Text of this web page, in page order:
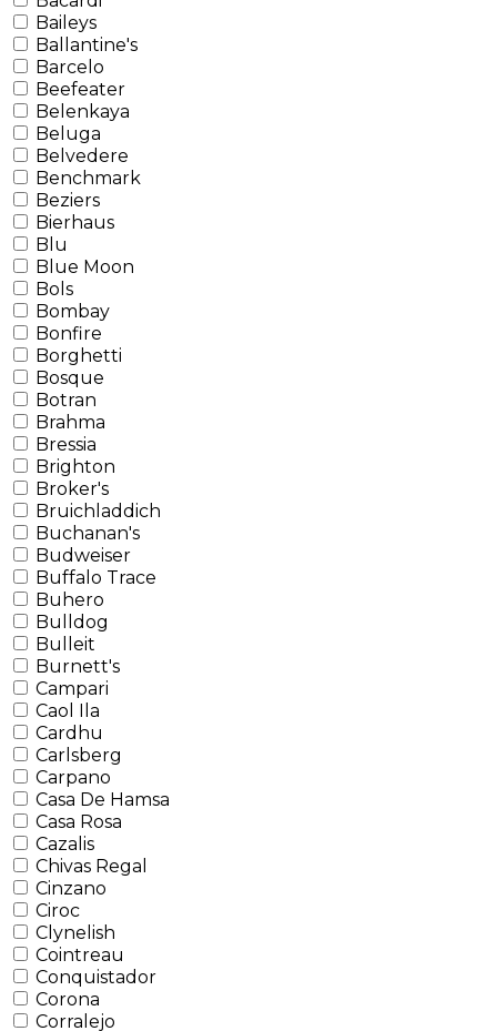
Baileys
Ballantine's
Barcelo
Beefeater
Belenkaya
Beluga
Belvedere
Benchmark
Beziers
Bierhaus
Blu
Blue Moon
Bols
Bombay
Bonfire
Borghetti
Bosque
Botran
Brahma
Bressia
Brighton
Broker's
Bruichladdich
Buchanan's
Budweiser
Buffalo Trace
Buhero
Bulldog
Bulleit
Burnett's
Campari
Caol Ila
Cardhu
Carlsberg
Carpano
Casa De Hamsa
Casa Rosa
Cazalis
Chivas Regal
Cinzano
Ciroc
Clynelish
Cointreau
Conquistador
Corona
Corralejo